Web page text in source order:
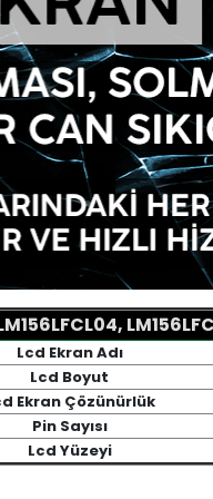
Lcd Ekran Adı
Lcd Boyut
Ekran Çözünürlük
Pin Sayısı
Lcd Yüzeyi